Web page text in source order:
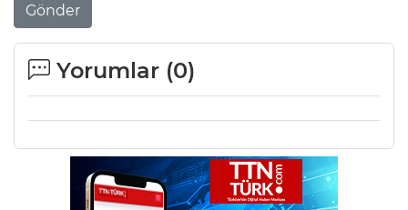
Gönder
Yorumlar (0)